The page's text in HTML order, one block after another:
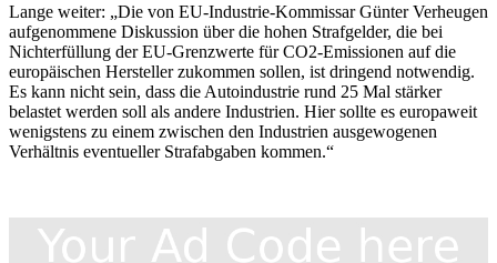
Lange weiter: „Die von EU-Industrie-Kommissar Günter Verheugen
aufgenommene Diskussion über die hohen Strafgelder, die bei
Nichterfüllung der EU-Grenzwerte für CO2-Emissionen auf die
europäischen Hersteller zukommen sollen, ist dringend notwendig.
Es kann nicht sein, dass die Autoindustrie rund 25 Mal stärker
belastet werden soll als andere Industrien. Hier sollte es europaweit
wenigstens zu einem zwischen den Industrien ausgewogenen
Verhältnis eventueller Strafabgaben kommen.“